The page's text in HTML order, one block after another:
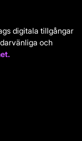
digitala tillgångar
och